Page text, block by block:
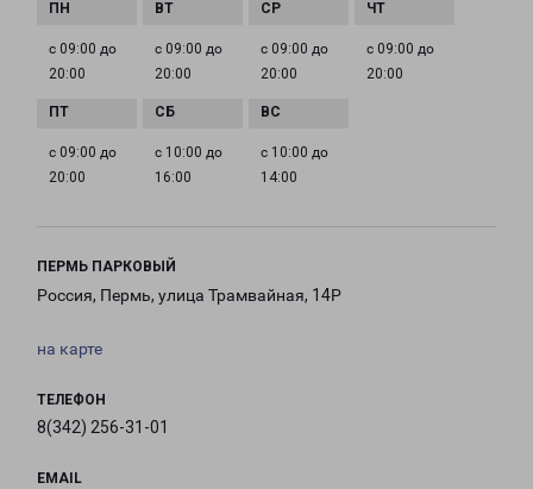
с 09:00 до
20:00
с 09:00 до
20:00
с 09:00 до
20:00
с 09:00 до
20:00
с 09:00 до
20:00
с 10:00 до
16:00
с 10:00 до
14:00
ПЕРМЬ ПАРКОВЫЙ
Россия, Пермь, улица Трамвайная, 14Р
на карте
ТЕЛЕФОН
8(342) 256-31-01
EMAIL